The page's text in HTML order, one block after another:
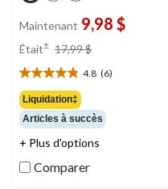
Maintenant 9,98 $
Était± 17,99 $
17,99 $
4.8 (6)
4.8
étoile(s)
sur
5.
6
Liquidation‡
Articles à succès
+ Plus d'options
Comparer